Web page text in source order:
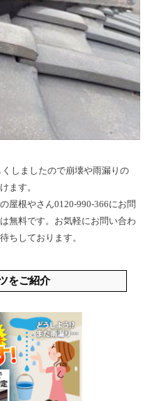
しましたので崩壊や雨漏りの
ます。
屋根やさん0120-990-366にお問
無料です。お気軽にお問い合わ
ちしております。
をご紹介